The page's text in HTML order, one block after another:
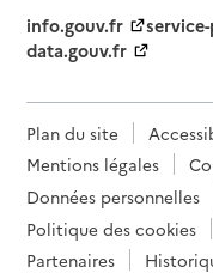
info.gouv.fr
data.gouv.fr
Plan du site
Mentions légales
Données personnelles
Politique des cookies
Partenaires